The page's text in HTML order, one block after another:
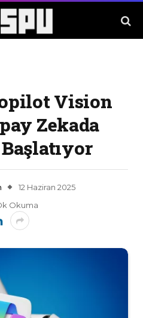
Vision
Zekada
12 Haziran 2025
Okuma